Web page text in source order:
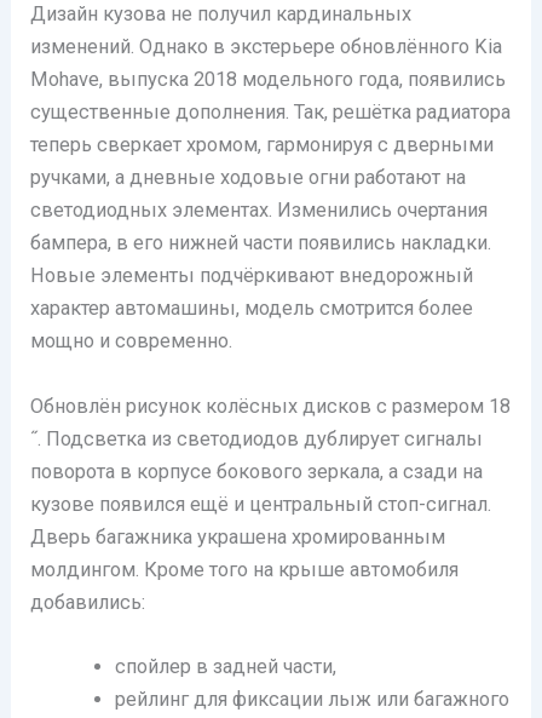
Дизайн кузова не получил кардинальных
изменений. Однако в экстерьере обновлённого Kia
Mohave, выпуска 2018 модельного года, появились
существенные дополнения. Так, решётка радиатора
теперь сверкает хромом, гармонируя с дверными
ручками, а дневные ходовые огни работают на
светодиодных элементах. Изменились очертания
бампера, в его нижней части появились накладки.
Новые элементы подчёркивают внедорожный
характер автомашины, модель смотрится более
мощно и современно.
Обновлён рисунок колёсных дисков с размером 18
˝. Подсветка из светодиодов дублирует сигналы
поворота в корпусе бокового зеркала, а сзади на
кузове появился ещё и центральный стоп-сигнал.
Дверь багажника украшена хромированным
молдингом. Кроме того на крыше автомобиля
добавились:
спойлер в задней части,
рейлинг для фиксации лыж или багажного